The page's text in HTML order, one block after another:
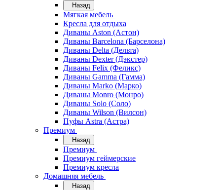
Назад
Мягкая мебель
Кресла для отдыха
Диваны Aston (Астон)
Диваны Barcelona (Барселона)
Диваны Delta (Дельта)
Диваны Dexter (Дэкстер)
Диваны Felix (Феликс)
Диваны Gamma (Гамма)
Диваны Marko (Марко)
Диваны Monro (Монро)
Диваны Solo (Соло)
Диваны Wilson (Вилсон)
Пуфы Astra (Астра)
Премиум
Назад
Премиум
Премиум геймерские
Премиум кресла
Домашняя мебель
Назад